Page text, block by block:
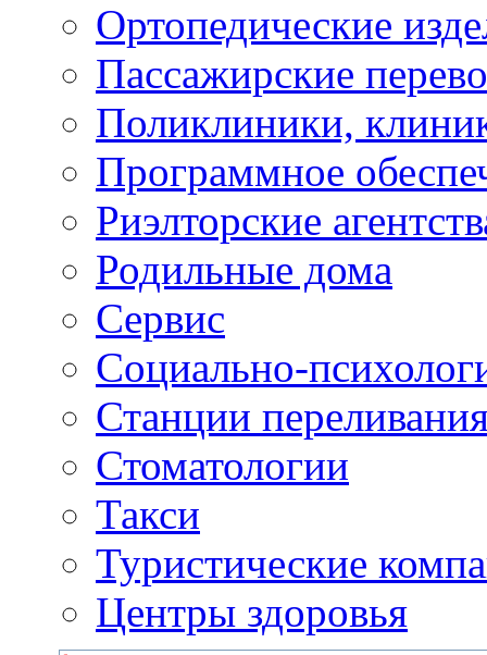
Ортопедические
Пассажирские
Поликлиники,
Программное
Риэлторские
Родильные дома
Сервис
Социально-
Станции
Стоматологии
Такси
Туристические
Центры здоровья